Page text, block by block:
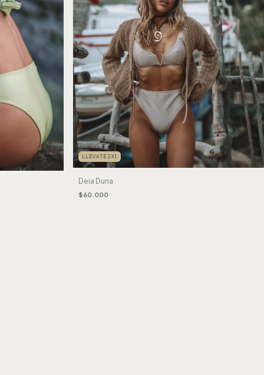
LLEVATE 2X1
Deia Duna
$60.000